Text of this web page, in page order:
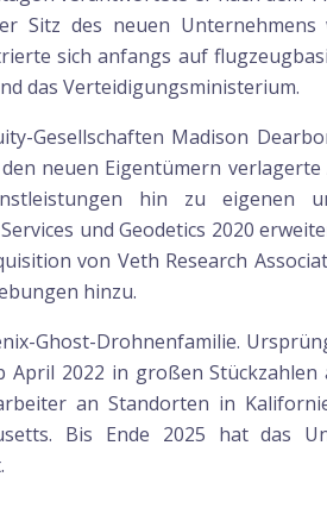
Sitz des neuen Unternehmens
sich anfangs auf
das Verteidigungsministerium.
Gesellschaften Madison
neuen Eigentümern verlagerte
hin zu eigenen
und Geodetics 2020
von Veth Research
hinzu.
Ghost-Drohnenfamilie.
2022 in großen
an Standorten in
Bis Ende 2025 hat das